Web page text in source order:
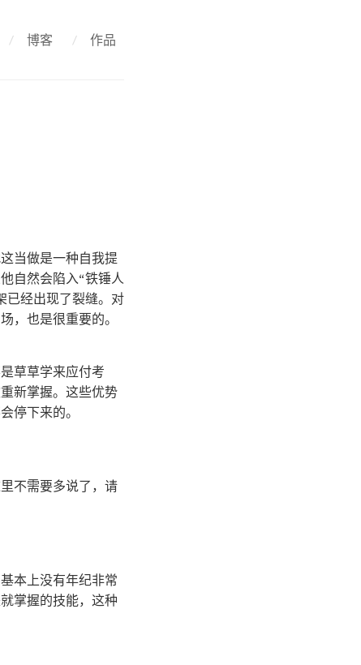
/ 博客 / 作品
当做是一种自我提
自然会陷入“铁锤人
已经出现了裂缝。对
，也是很重要的。
草草学来应付考
新掌握。这些优势
停下来的。
不需要多说了，请
本上没有年纪非常
掌握的技能，这种